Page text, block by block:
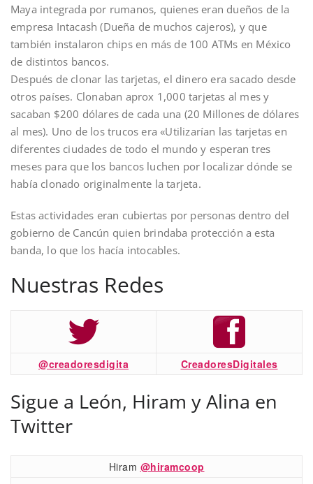
Maya integrada por rumanos, quienes eran dueños de la
empresa Intacash (Dueña de muchos cajeros), y que
también instalaron chips en más de 100 ATMs en México
de distintos bancos.
Después de clonar las tarjetas, el dinero era sacado desde
otros países. Clonaban aprox 1,000 tarjetas al mes y
sacaban $200 dólares de cada una (20 Millones de dólares
al mes). Uno de los trucos era «Utilizarían las tarjetas en
diferentes ciudades de todo el mundo y esperan tres
meses para que los bancos luchen por localizar dónde se
había clonado originalmente la tarjeta.
Estas actividades eran cubiertas por personas dentro del
gobierno de Cancún quien brindaba protección a esta
banda, lo que los hacía intocables.
Nuestras Redes
@creadoresdigita CreadoresDigitales
Sigue a León, Hiram y Alina en
Twitter
Hiram @hiramcoop